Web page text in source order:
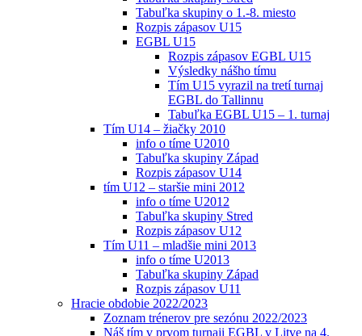
Tabuľka skupiny o 1.-8. miesto
Rozpis zápasov U15
EGBL U15
Rozpis zápasov EGBL U15
Výsledky nášho tímu
Tím U15 vyrazil na tretí turnaj
EGBL do Tallinnu
Tabuľka EGBL U15 – 1. turnaj
Tím U14 – žiačky 2010
info o tíme U2010
Tabuľka skupiny Západ
Rozpis zápasov U14
tím U12 – staršie mini 2012
info o tíme U2012
Tabuľka skupiny Stred
Rozpis zápasov U12
Tím U11 – mladšie mini 2013
info o tíme U2013
Tabuľka skupiny Západ
Rozpis zápasov U11
Hracie obdobie 2022/2023
Zoznam trénerov pre sezónu 2022/2023
Náš tím v prvom turnaji EGBL v Litve na 4.